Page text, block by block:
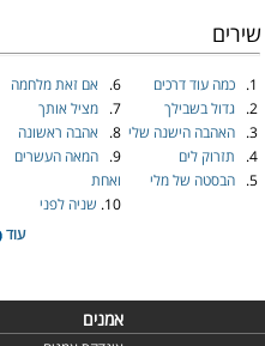
שירים
1.
כמה עוד דרכים
2.
גדול בשבילך
3.
האהבה הישנה שלי
4.
תזרוק לים
5.
הבסטה של מלי
6.
אם זאת מלחמה
7.
מציל אותך
8.
אהבה ראשונה
9.
המאה העשרים
ואחת
10. שניה לפני
עוד
אמנים